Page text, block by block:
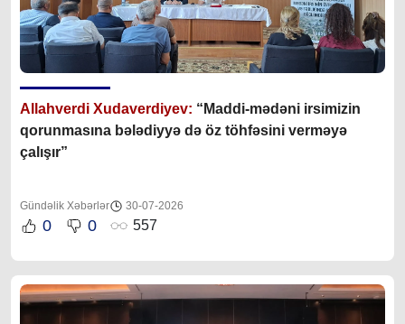
Allahverdi Xudaverdiyev: “Maddi-mədəni irsimizin
qorunmasına bələdiyyə də öz töhfəsini verməyə
çalışır”
Gündəlik Xəbərlər 30-07-2026
0 0 557